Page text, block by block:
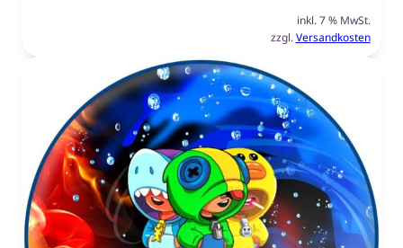
inkl. 7 % MwSt.
zzgl.Versandkosten